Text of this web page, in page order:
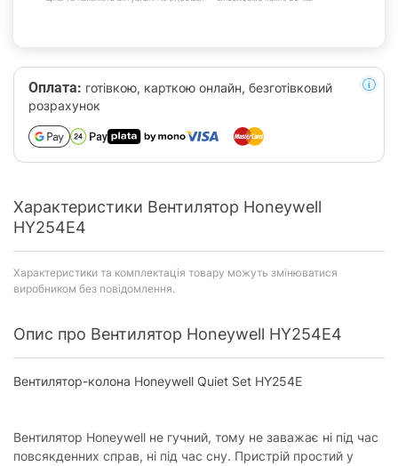
Оплата: готівкою, карткою онлайн, безготівковий
розрахунок
Характеристики Вентилятор Honeywell
HY254E4
Характеристики та комплектація товару можуть змінюватися
виробником без повідомлення.
Опис про Вентилятор Honeywell HY254E4
Вентилятор-колона Honeywell Quiet Set HY254E
Вентилятор Honeywell не гучний, тому не заважає ні під час
повсякденних справ, ні під час сну. Пристрій простий у